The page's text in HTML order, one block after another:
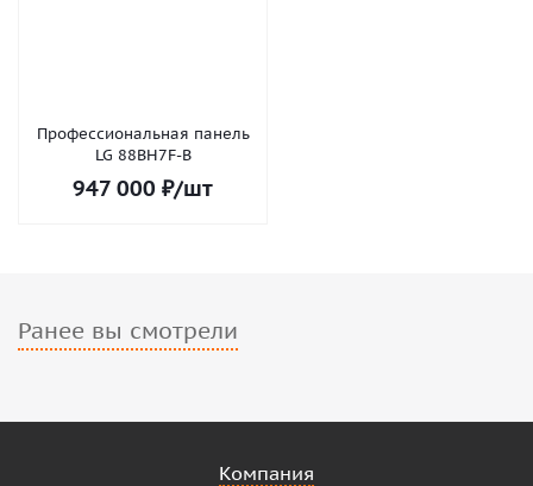
Профессиональная панель
LG 88BH7F-В
947 000 ₽/шт
Ранее вы смотрели
Компания